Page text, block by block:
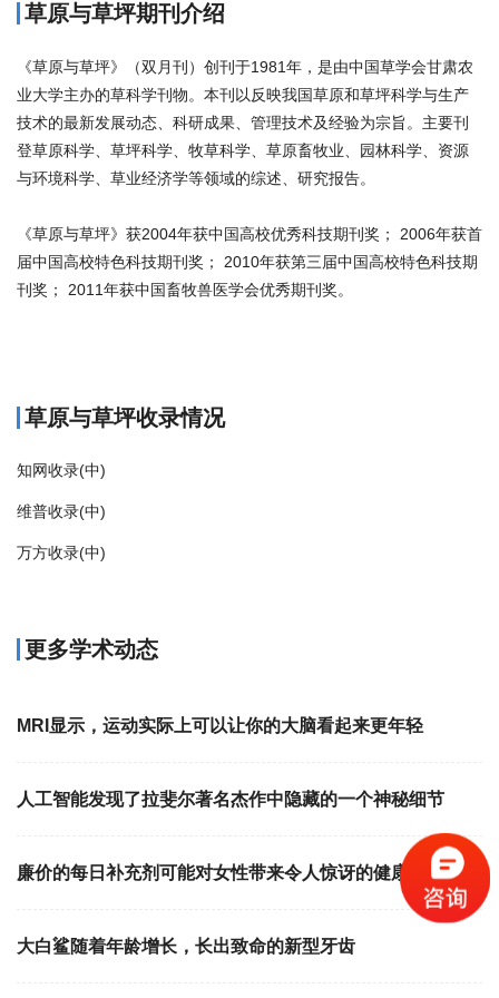
草原与草坪期刊介绍
《草原与草坪》（双月刊）创刊于1981年，是由中国草学会甘肃农
业大学主办的草科学刊物。本刊以反映我国草原和草坪科学与生产
技术的最新发展动态、科研成果、管理技术及经验为宗旨。主要刊
登草原科学、草坪科学、牧草科学、草原畜牧业、园林科学、资源
与环境科学、草业经济学等领域的综述、研究报告。
《草原与草坪》获2004年获中国高校优秀科技期刊奖； 2006年获首
届中国高校特色科技期刊奖； 2010年获第三届中国高校特色科技期
刊奖； 2011年获中国畜牧兽医学会优秀期刊奖。
草原与草坪收录情况
知网收录(中)
维普收录(中)
万方收录(中)
更多学术动态
MRI显示，运动实际上可以让你的大脑看起来更年轻
人工智能发现了拉斐尔著名杰作中隐藏的一个神秘细节
廉价的每日补充剂可能对女性带来令人惊讶的健康益处
大白鲨随着年龄增长，长出致命的新型牙齿